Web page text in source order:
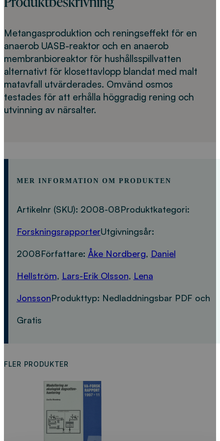
Metangasproduktion och reningseffekt för en
anaerob UASB-reaktor och en anaerob
membranbioreaktor för hushållsspillvatten
alternativt för klosettavlopp blandat med malt
matavfall utvärderades. Omvänd osmos
testades för att erhålla höggradig rening och
utvinning av närsalter.
MER INFORMATION OM PRODUKTEN
Artikelnr (SKU): 2008-08Produktkategori:
ForskningsrapporterUtgivningsår:
2008Författare: Åke Nordberg, Daniel
Hellström, Lars-Erik Olsson, Lena
JonssonProdukttyp: Nedladdningsbar PDF och
Gratis
FLER PRODUKTER